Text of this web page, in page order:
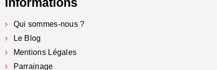
Qui sommes-nous ?
Le Blog
Mentions Légales
Parrainage